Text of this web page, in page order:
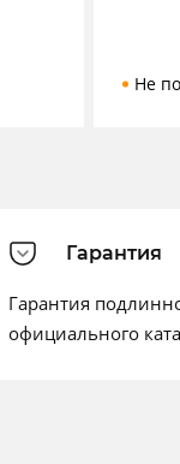
Не
Гарантия
Гарантия
официального